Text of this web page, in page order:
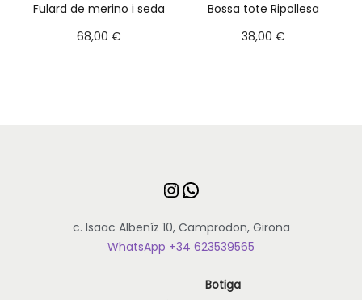
Fulard de merino i seda
68,00 €
Bossa tote Ripollesa
38,00 €
c. Isaac Albeníz 10, Camprodon, Girona
WhatsApp +34 623539565
Botiga